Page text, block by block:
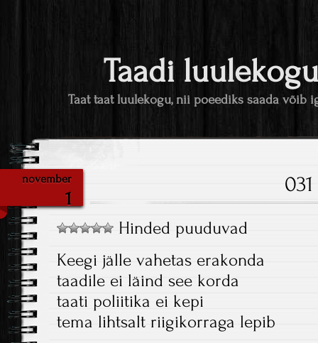
Taadi
Taat taat luulekogu, nii poeediks saada võib
november
1
031
Hinded puuduvad
Keegi jälle vahetas erakonda
taadile ei läind see korda
taati poliitika ei kepi
tema lihtsalt riigikorraga lepib